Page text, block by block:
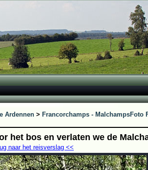
Ardennen > Francorchamps - MalchampsFoto
het bos en verlaten we de
naar het reisverslag <<